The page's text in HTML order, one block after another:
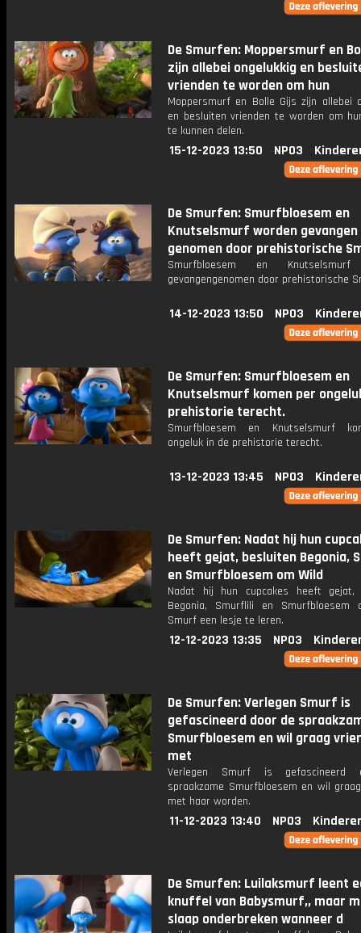
De Smurfen: Moppersmurf en
zijn allebei ongelukkig en
vrienden te worden om hun
Moppersmurf en Bolle Gijs zijn allebei
en besluiten vrienden te worden om
te kunnen delen.
15-12-2023 13:50 NPO3
De Smurfen: Smurfbloesem en
Knutselsmurf worden gevangen
genomen door prehistorische
Smurfbloesem en Knutselsmurf
gevangengenomen door prehistorische
14-12-2023 13:50 NPO3
De Smurfen: Smurfbloesem en
Knutselsmurf komen per
prehistorie terecht.
Smurfbloesem en Knutselsmurf
ongeluk in de prehistorie terecht.
13-12-2023 13:45 NPO3
De Smurfen: Nadat hij hun
heeft gejat, besluiten Begonia,
en Smurfbloesem om Wild
Nadat hij hun cupcakes heeft gejat,
Begonia, Smurflili en Smurfbloesem
Smurf een lesje te leren.
12-12-2023 13:35 NPO3
De Smurfen: Verlegen Smurf is
gefascineerd door de
Smurfbloesem en wil graag
met
Verlegen Smurf is gefascineerd
spraakzame Smurfbloesem en wil
met haar worden.
11-12-2023 13:40 NPO3
De Smurfen: Luilaksmurf leent
knuffel van Babysmurf,, maar
slaap onderbreken wanneer d